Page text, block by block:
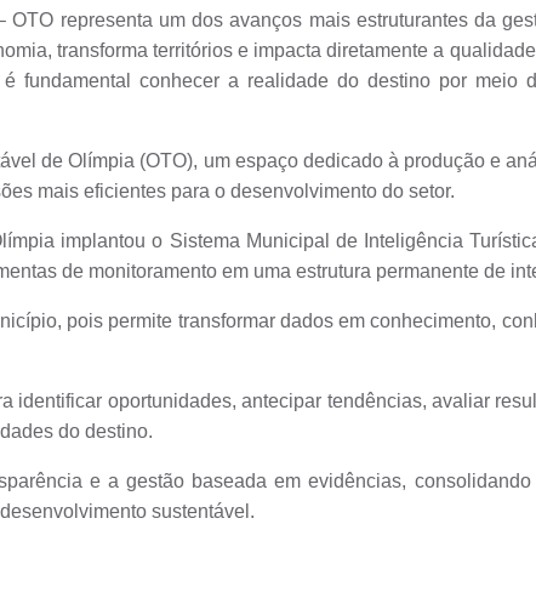
representa um dos avanços mais estruturantes da
transforma territórios e impacta diretamente a
fundamental conhecer a realidade do destino por meio
de Olímpia (OTO), um espaço dedicado à produção e
mais eficientes para o desenvolvimento do setor.
implantou o Sistema Municipal de Inteligência
de monitoramento em uma estrutura permanente de
pois permite transformar dados em conhecimento,
oportunidades, antecipar tendências, avaliar
do destino.
e a gestão baseada em evidências, consolidando
sustentável.